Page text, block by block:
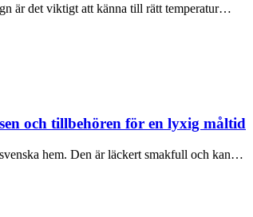
är det viktigt att känna till rätt temperatur…
och tillbehören för en lyxig måltid
hem. Den är läckert smakfull och kan…